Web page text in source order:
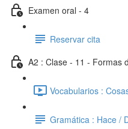
Examen oral - 4
Reservar cita
A2 : Clase - 11 - Formas
Vocabularios :
Gramática : Hace /